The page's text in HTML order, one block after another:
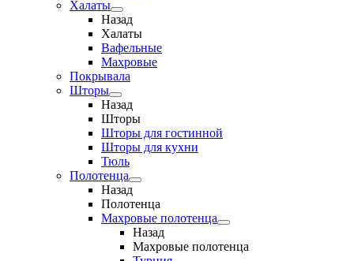
Халаты
Назад
Халаты
Вафельные
Махровые
Покрывала
Шторы
Назад
Шторы
Шторы для гостинной
Шторы для кухни
Тюль
Полотенца
Назад
Полотенца
Махровые полотенца
Назад
Махровые полотенца